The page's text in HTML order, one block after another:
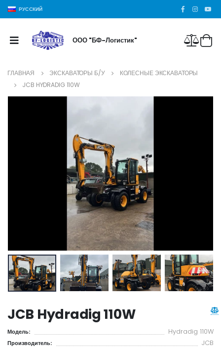
РУССКИЙ
ООО "БФ-Логистик"
ГЛАВНАЯ ЭКСКАВАТОРЫ Б/У
КОЛЕСНЫЕ ЭКСКАВАТОРЫ
JCB HYDRADIG 110W
JCB Hydradig 110W
Модель: Hydradig 110W
Производитель: JCB